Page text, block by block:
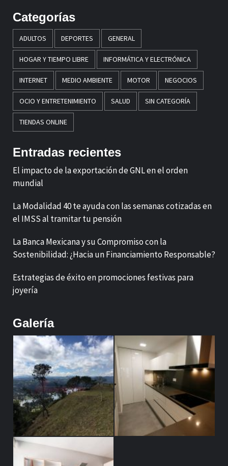
Categorías
ADULTOS DEPORTES GENERAL
HOGAR Y TIEMPO LIBRE INFORMÁTICA Y ELECTRÓNICA
INTERNET MEDIO AMBIENTE MOTOR NEGOCIOS
OCIO Y ENTRETENIMIENTO SALUD SIN CATEGORÍA
TIENDAS ONLINE
Entradas recientes
El impacto de la exportación de GNL en el orden
mundial
La Modalidad 40 te ayuda con las semanas cotizadas en
el IMSS al tramitar tu pensión
La Banca Mexicana y su Compromiso con la
Sostenibilidad: ¿Hacia un Financiamiento Responsable?
Estrategias de éxito en promociones festivas para
joyería
Galería